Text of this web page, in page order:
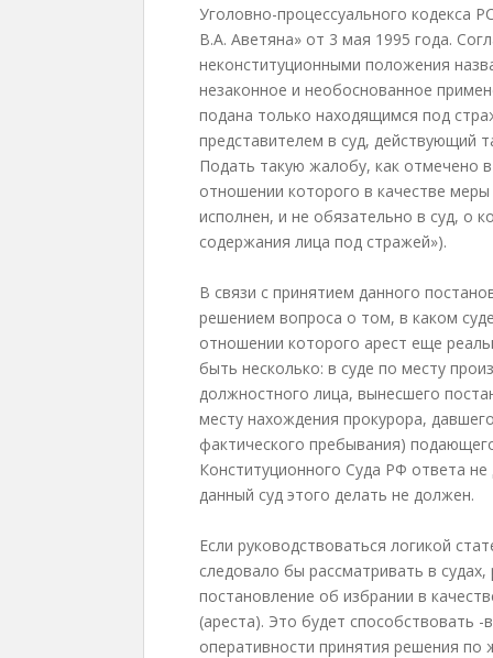
Уголовно-процессуального кодекса
В.А. Аветяна» от 3 мая 1995 года.
неконституционными положения
незаконное и необоснованное
подана только находящимся под
представителем в суд, действующий
Подать такую жалобу, как отмечено
отношении которого в качестве
исполнен, и не обязательно в суд, о
содержания лица под стражей»).
В связи с принятием данного
решением вопроса о том, в каком
отношении которого арест еще
быть несколько: в суде по месту
должностного лица, вынесшего
месту нахождения прокурора,
фактического пребывания)
Конституционного Суда РФ ответа
данный суд этого делать не должен.
Если руководствоваться логикой
следовало бы рассматривать в
постановление об избрании в
(ареста). Это будет способствовать
оперативности принятия решения